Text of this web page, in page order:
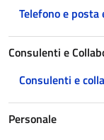
Telefono e
Consulenti e
Consulenti e
Personale